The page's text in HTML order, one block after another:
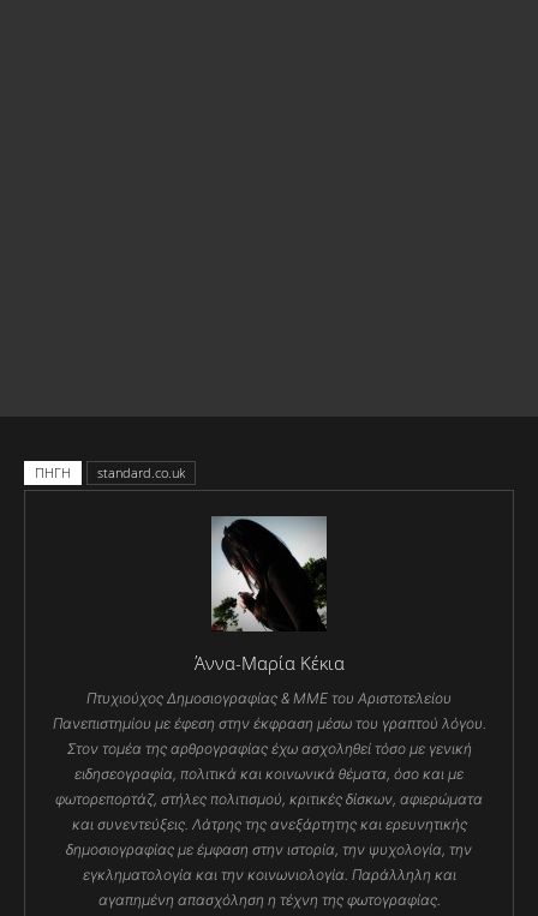
ΠΗΓΗ standard.co.uk
Άννα-Μαρία Κέκια
Πτυχιούχος Δημοσιογραφίας & ΜΜΕ του Αριστοτελείου
Πανεπιστημίου με έφεση στην έκφραση μέσω του γραπτού λόγου.
Στον τομέα της αρθρογραφίας έχω ασχοληθεί τόσο με γενική
ειδησεογραφία, πολιτικά και κοινωνικά θέματα, όσο και με
φωτορεπορτάζ, στήλες πολιτισμού, κριτικές δίσκων, αφιερώματα
και συνεντεύξεις. Λάτρης της ανεξάρτητης και ερευνητικής
δημοσιογραφίας με έμφαση στην ιστορία, την ψυχολογία, την
εγκληματολογία και την κοινωνιολογία. Παράλληλη και
αγαπημένη απασχόληση η τέχνη της φωτογραφίας.